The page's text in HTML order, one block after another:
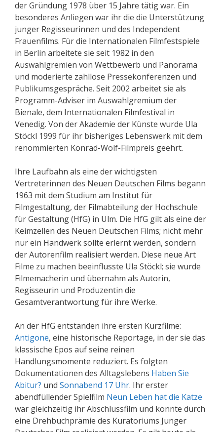
der Gründung 1978 über 15 Jahre tätig war. Ein
besonderes Anliegen war ihr die die Unterstützung
junger Regisseurinnen und des Independent
Frauenfilms. Für die Internationalen Filmfestspiele
in Berlin arbeitete sie seit 1982 in den
Auswahlgremien von Wettbewerb und Panorama
und moderierte zahllose Pressekonferenzen und
Publikumsgespräche. Seit 2002 arbeitet sie als
Programm-Adviser im Auswahlgremium der
Bienale, dem Internationalen Filmfestival in
Venedig. Von der Akademie der Künste wurde Ula
Stöckl 1999 für ihr bisheriges Lebenswerk mit dem
renommierten Konrad-Wolf-Filmpreis geehrt.
Ihre Laufbahn als eine der wichtigsten
Vertreterinnen des Neuen Deutschen Films begann
1963 mit dem Studium am Institut für
Filmgestaltung, der Filmabteilung der Hochschule
für Gestaltung (HfG) in Ulm. Die HfG gilt als eine der
Keimzellen des Neuen Deutschen Films; nicht mehr
nur ein Handwerk sollte erlernt werden, sondern
der Autorenfilm realisiert werden. Diese neue Art
Filme zu machen beeinflusste Ula Stöckl; sie wurde
Filmemacherin und übernahm als Autorin,
Regisseurin und Produzentin die
Gesamtverantwortung für ihre Werke.
An der HfG entstanden ihre ersten Kurzfilme:
Antigone, eine historische Reportage, in der sie das
klassische Epos auf seine reinen
Handlungsmomente reduziert. Es folgten
Dokumentationen des Alltagslebens Haben Sie
Abitur? und Sonnabend 17 Uhr. Ihr erster
abendfüllender Spielfilm Neun Leben hat die Katze
war gleichzeitig ihr Abschlussfilm und konnte durch
eine Drehbuchprämie des Kuratoriums Junger